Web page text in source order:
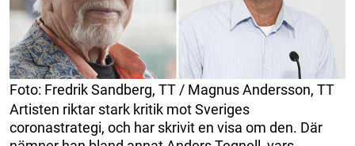
Foto: Fredrik Sandberg, TT / Magnus Andersson, TT
Artisten riktar stark kritik mot Sveriges
coronastrategi, och har skrivit en visa om den. Där